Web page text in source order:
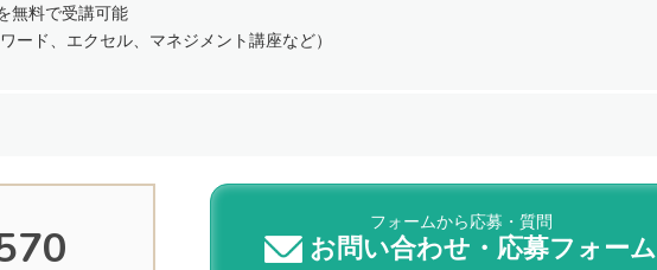
無料で受講可能
ード、エクセル、マネジメント講座など）
フォームから応募・質問
お問い合わせ・応募フォーム